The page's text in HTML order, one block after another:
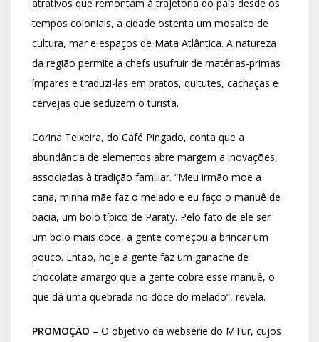
atrativos que remontam à trajetória do país desde os
tempos coloniais, a cidade ostenta um mosaico de
cultura, mar e espaços de Mata Atlântica. A natureza
da região permite a chefs usufruir de matérias-primas
ímpares e traduzi-las em pratos, quitutes, cachaças e
cervejas que seduzem o turista.
Corina Teixeira, do Café Pingado, conta que a
abundância de elementos abre margem a inovações,
associadas à tradição familiar. “Meu irmão moe a
cana, minha mãe faz o melado e eu faço o manuê de
bacia, um bolo típico de Paraty. Pelo fato de ele ser
um bolo mais doce, a gente começou a brincar um
pouco. Então, hoje a gente faz um ganache de
chocolate amargo que a gente cobre esse manuê, o
que dá uma quebrada no doce do melado”, revela.
PROMOÇÃO – O objetivo da websérie do MTur, cujos